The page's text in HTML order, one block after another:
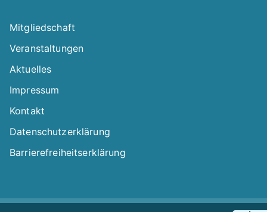
Mitgliedschaft
Veranstaltungen
Aktuelles
Impressum
Kontakt
Datenschutzerklärung
Barrierefreiheitserklärung